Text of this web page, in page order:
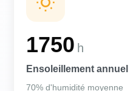
1750 h
Ensoleillement annuel
70% d'humidité moyenne